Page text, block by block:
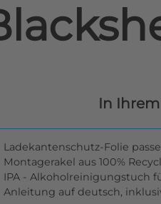
In
Ladekantenschutz-Folie
Montagerakel aus 100%
IPA - Alkoholreinigungstuch
Anleitung auf deutsch,